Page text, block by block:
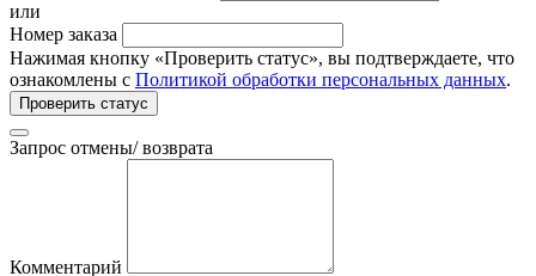
или
Номер заказа
Нажимая кнопку «Проверить статус», вы подтверждаете, что
ознакомлены с Политикой обработки персональных данных.
Проверить статус
Запрос отмены/ возврата
Комментарий